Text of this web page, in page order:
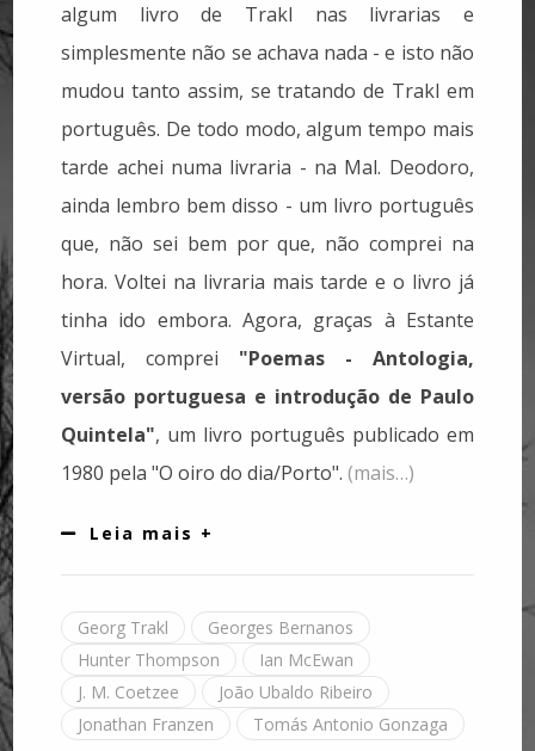
algum livro de Trakl nas livrarias e
simplesmente não se achava nada - e isto não
mudou tanto assim, se tratando de Trakl em
português. De todo modo, algum tempo mais
tarde achei numa livraria - na Mal. Deodoro,
ainda lembro bem disso - um livro português
que, não sei bem por que, não comprei na
hora. Voltei na livraria mais tarde e o livro já
tinha ido embora. Agora, graças à Estante
Virtual, comprei "Poemas - Antologia,
versão portuguesa e introdução de Paulo
Quintela", um livro português publicado em
1980 pela "O oiro do dia/Porto".(mais…)
Leia mais +
Georg Trakl
Georges Bernanos
Hunter Thompson
Ian McEwan
J. M. Coetzee
João Ubaldo Ribeiro
Jonathan Franzen
Tomás Antonio Gonzaga